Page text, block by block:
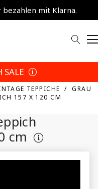
Wahl
bezahlen mit Klarna.
SALE
TEPPICHE
GRAU
157 X 120 CM
cm